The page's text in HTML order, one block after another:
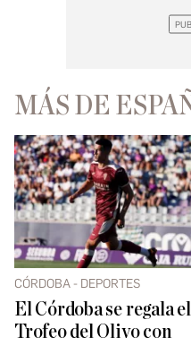
MÁS DE
CÓRDOBA - DEPORTES
El Córdoba se regala el
Trofeo del Olivo con